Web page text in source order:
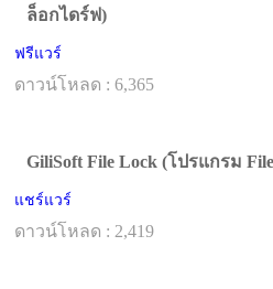
ล็อกไดร์ฟ)
ฟรีแวร์
ดาวน์โหลด : 6,365
GiliSoft File Lock (โปรแกรม
แชร์แวร์
ดาวน์โหลด : 2,419